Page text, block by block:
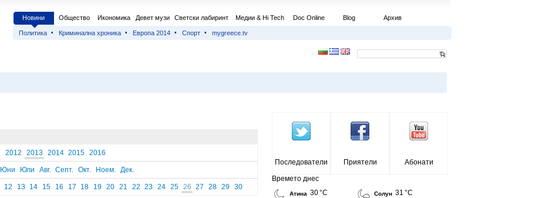
Новини Общество Икономика Девет музи Светски лабиринт Медии & Hi Tech Doc Online Blog Архив
Политика Криминална хроника Европа 2014 Спорт mygreece.tv
2012 2013 2014 2015 2016
Юни Юли Авг. Септ. Окт. Ноем. Дек.
12 13 14 15 16 17 18 19 20 21 22 23 24 25 26 27 28 29 30
Последователи Приятели
Абонати
Времето днес
Атина 30 °C Солун 31 °C